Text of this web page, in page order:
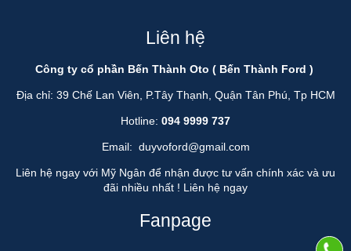
Liên hệ
Công ty cổ phần Bến Thành Oto ( Bến Thành Ford )
Địa chỉ: 39 Chế Lan Viên, P.Tây Thạnh, Quận Tân Phú, Tp HCM
Hotline: 094 9999 737
Email: duyvoford@gmail.com
Liên hệ ngay với Mỹ Ngân để nhận được tư vấn chính xác và ưu
đãi nhiều nhất ! Liên hệ ngay
Fanpage